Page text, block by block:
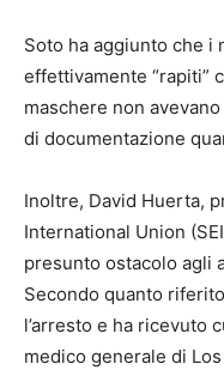
Soto ha aggiunto che i
effettivamente “rapiti”
maschere non
di documentazione
Inoltre, David Huerta,
International Union
presunto ostacolo agli
Secondo quanto
l’arresto e ha ricevuto
medico generale di